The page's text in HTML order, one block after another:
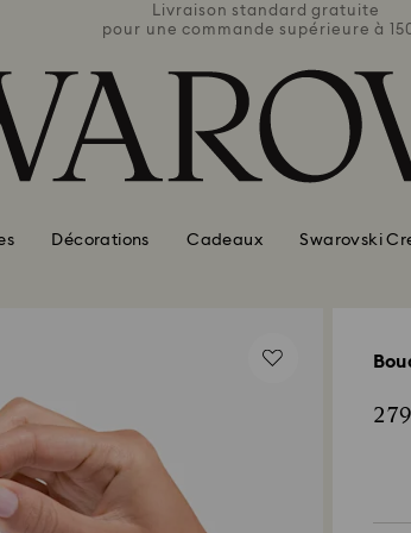
Livraison standard gratuite
pour une commande supérieure à
Décorations Cadeaux Swarovski